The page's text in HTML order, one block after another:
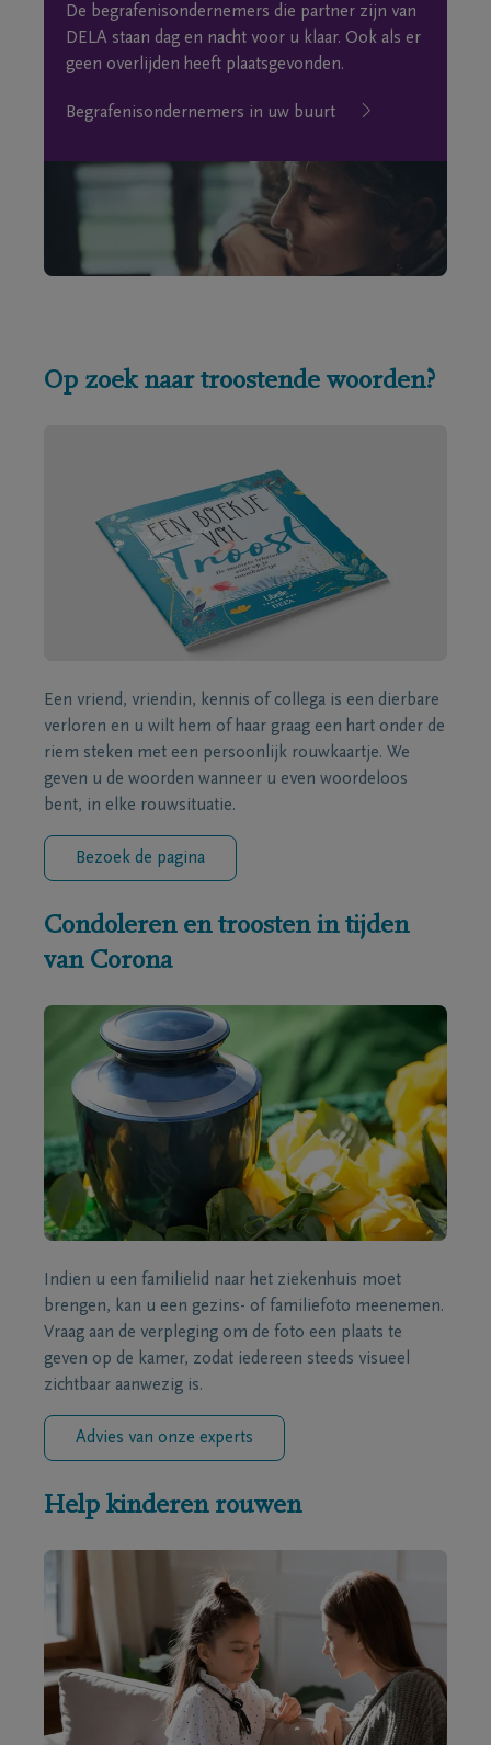
De begrafenisondernemers die partner zijn van
DELA staan dag en nacht voor u klaar. Ook als er
geen overlijden heeft plaatsgevonden.
Begrafenisondernemers in uw buurt
Op zoek naar troostende woorden?
Een vriend, vriendin, kennis of collega is een dierbare
verloren en u wilt hem of haar graag een hart onder de
riem steken met een persoonlijk rouwkaartje. We
geven u de woorden wanneer u even woordeloos
bent, in elke rouwsituatie.
Bezoek de pagina
Condoleren en troosten in tijden
van Corona
Indien u een familielid naar het ziekenhuis moet
brengen, kan u een gezins- of familiefoto meenemen.
Vraag aan de verpleging om de foto een plaats te
geven op de kamer, zodat iedereen steeds visueel
zichtbaar aanwezig is.
Advies van onze experts
Help kinderen rouwen